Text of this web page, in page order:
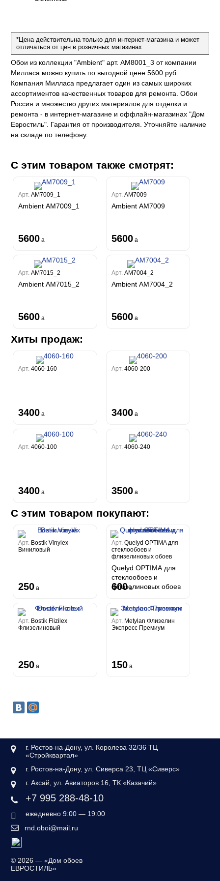
Спектрум Тренд
Спектрум Плюс
Гави
Спектрум Только
Спектрум Бокс
Спектрум Бум
Бергги
Ребекка
Бруни
Джорджио
Felicita
Чезара
Палаззо
Карназза
Биги
Легенда
Kumano
Loft Superior
City Glow
Touch
Shades
Citi Glam
Empire
Rasch
Chatelaine
Sherlock
Florentine III
Grandeco
La Storia
La Storia 2
Wiganford
Lunman
Crystal
Crystal Stone
Du&Ka
Lifestyle
Him
*Цена действительна только для интернет-магазина и может
отличаться от цен в розничных магазинах
Обои из коллекции "Ambient" арт. AM8001_3 от компании
Милласа можно купить по выгодной цене 5600 руб.
Компания Милласа предлагает один из самых широких
ассортиментов качественных товаров для ремонта. Обои
Россия и множество других материалов для отделки и
ремонта - в интернет-магазине и оффлайн-магазинах "Дом
Евростиль". Гарантия от производителя. Уточняйте наличие
на складе по телефону.
С этим товаром также смотрят:
Арт.AM7009_1
Ambient AM7009_1
5600 a
Арт. AM7009
Ambient AM7009
5600 a
Арт.AM7015_2
Ambient AM7015_2
5600 a
Арт. AM7004_2
Ambient AM7004_2
5600 a
Хиты продаж:
Арт.4060-160
3400 a
Арт. 4060-200
3400 a
Арт.4060-100
3400 a
Арт. 4060-240
3500 a
С этим товаром покупают:
Арт. Bostik Vinylex
Виниловый
250 a
Арт. Quelyd OPTIMA для
стеклообоев и
флизелиновых обоев
Quelyd OPTIMA для
стеклообоев и
флизелиновых обоев
600 a
Арт. Bostik Flizilex
Флизелиновый
250 a
Арт. Metylan Флизелин
Экспресс Премиум
150 a
г. Ростов-на-Дону, ул. Королева 32/36 ТЦ
«Стройквартал»
г. Ростов-на-Дону, ул. Сиверса 23, ТЦ «Сиверс»
г. Аксай, ул. Авиаторов 16, ТК «Казачий»
+7 995 288-48-10
ежедневно 9:00 — 19:00
rnd.oboi@mail.ru
© 2026 — «Дом обоев
ЕВРОСТИЛЬ»